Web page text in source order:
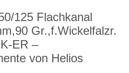
125 Flachkanal
Gr.,f.Wickelfalzr.
ER –
von Helios